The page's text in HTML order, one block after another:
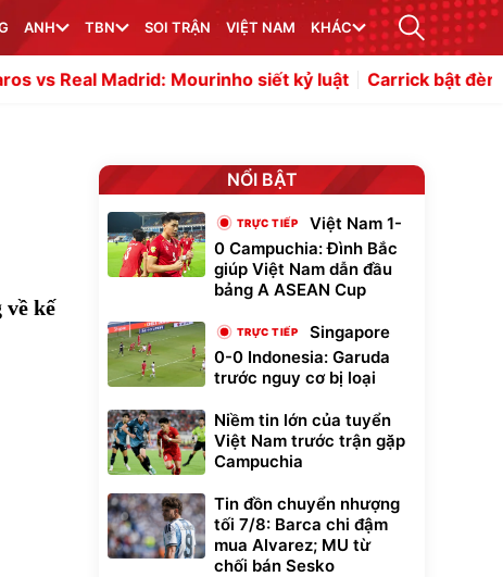
ANH TBN SOI TRẬN VIỆT NAM KHÁC
siết kỷ luật Carrick bật đèn xanh, MU chi 16
kế
NỔI BẬT
Việt Nam 1-
0 Campuchia: Đình Bắc
giúp Việt Nam dẫn đầu
bảng A ASEAN Cup
Singapore
0-0 Indonesia: Garuda
trước nguy cơ bị loại
Niềm tin lớn của tuyển
Việt Nam trước trận gặp
Campuchia
Tin đồn chuyển nhượng
tối 7/8: Barca chi đậm
mua Alvarez; MU từ
chối bán Sesko